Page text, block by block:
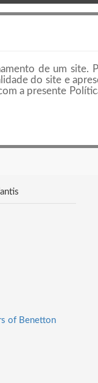
of Benetton
de um site.
do site e
a presente